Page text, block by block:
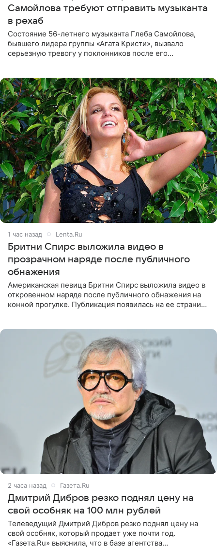
Самойлова требуют отправить музыканта
в рехаб
Состояние 56-летнего музыканта Глеба Самойлова,
бывшего лидера группы «Агата Кристи», вызвало
серьезную тревогу у поклонников после его
1 час назад Lenta.Ru
Бритни Спирс выложила видео в
прозрачном наряде после публичного
обнажения
Американская певица Бритни Спирс выложила видео в
откровенном наряде после публичного обнажения на
конной прогулке. Публикация появилась на ее странице
2 часа назад Газета.Ru
Дмитрий Дибров резко поднял цену на
свой особняк на 100 млн рублей
Телеведущий Дмитрий Дибров резко поднял цену на
свой особняк, который продает уже почти год.
«Газета.Ru» выяснила, что в базе агентства